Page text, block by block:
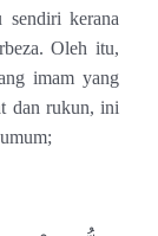
sendiri kerana
Oleh itu,
imam yang
dan rukun, ini